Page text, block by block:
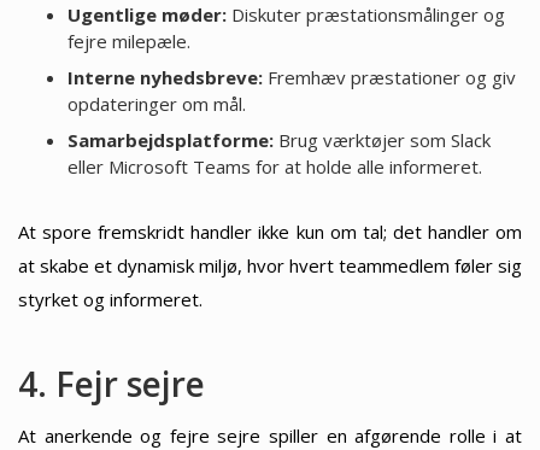
Ugentlige møder:Diskuter præstationsmålinger og
fejre milepæle.
Interne nyhedsbreve:Fremhæv præstationer og giv
opdateringer om mål.
Samarbejdsplatforme:Brug værktøjer som Slack
eller Microsoft Teams for at holde alle informeret.
At spore fremskridt handler ikke kun om tal; det handler om
at skabe et dynamisk miljø, hvor hvert teammedlem føler sig
styrket og informeret.
4. Fejr sejre
At anerkende og fejre sejre spiller en afgørende rolle i at